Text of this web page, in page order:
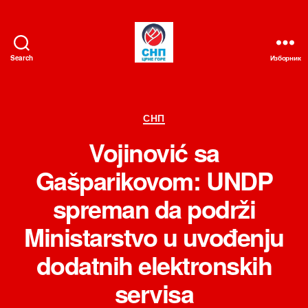
Search Изборник
Категорије
СНП
Vojinović sa
Gašparikovom: UNDP
spreman da podrži
Ministarstvo u uvođenju
dodatnih elektronskih
servisa